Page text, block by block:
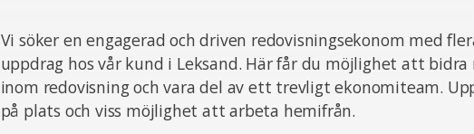
Vi söker en engagerad och driven redovisningsekonom med
uppdrag hos vår kund i Leksand. Här får du möjlighet att
inom redovisning och vara del av ett trevligt ekonomiteam.
på plats och viss möjlighet att arbeta hemifrån.